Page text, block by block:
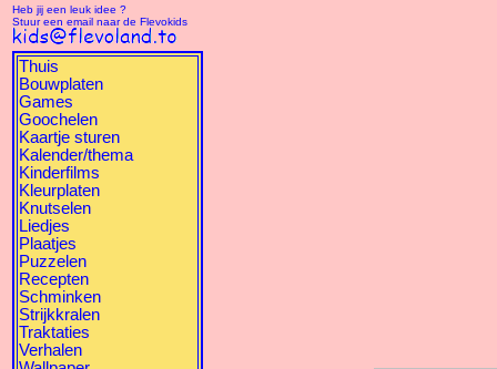
Heb jij een leuk idee ?
Stuur een email naar de Flevokids
Thuis
Bouwplaten
Games
Goochelen
Kaartje sturen
Kalender/thema
Kinderfilms
Kleurplaten
Knutselen
Liedjes
Plaatjes
Puzzelen
Recepten
Schminken
Strijkkralen
Traktaties
Verhalen